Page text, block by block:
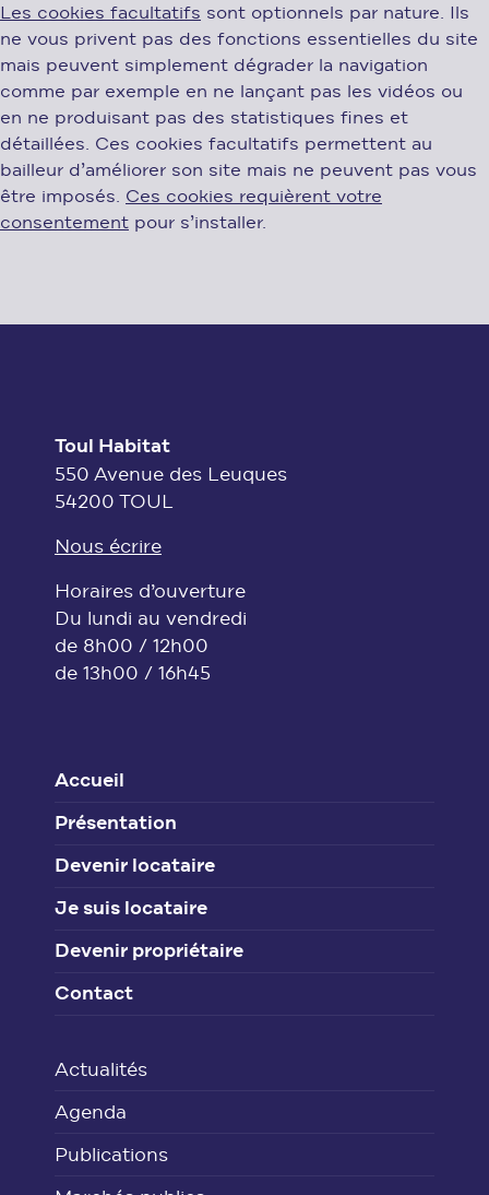
Les cookies facultatifs sont optionnels par nature. Ils
ne vous privent pas des fonctions essentielles du site
mais peuvent simplement dégrader la navigation
comme par exemple en ne lançant pas les vidéos ou
en ne produisant pas des statistiques fines et
détaillées. Ces cookies facultatifs permettent au
bailleur d’améliorer son site mais ne peuvent pas vous
être imposés. Ces cookies requièrent votre
consentement pour s’installer.
Toul Habitat
550 Avenue des Leuques
54200 TOUL
Nous écrire
Horaires d’ouverture
Du lundi au vendredi
de 8h00 / 12h00
de 13h00 / 16h45
Accueil
Présentation
Devenir locataire
Je suis locataire
Devenir propriétaire
Contact
Actualités
Agenda
Publications